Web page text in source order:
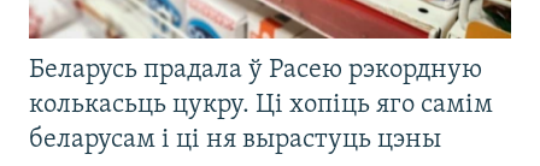
Беларусь прадала ў Расею рэкордную
колькасьць цукру. Ці хопіць яго самім
беларусам і ці ня вырастуць цэны